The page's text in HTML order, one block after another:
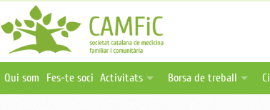
Qui som Fes-te soci Activitats
Borsa de treball